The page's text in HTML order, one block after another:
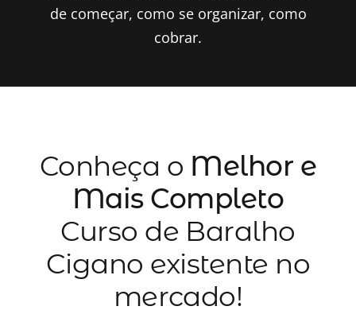
de começar, como se organizar, como
cobrar.
Conheça o Melhor e
Mais Completo
Curso de Baralho
Cigano existente no
mercado!